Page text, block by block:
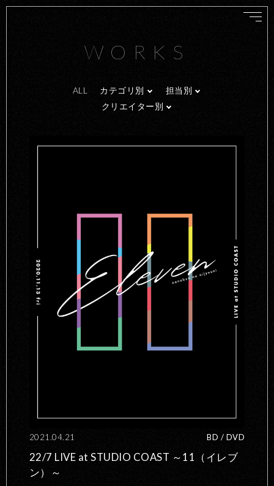
WORKS
ALL カテゴリ別
担当別
クリエイター別
2021.04.21 BD / DVD
22/7 LIVE at STUDIO COAST ～11（イレブ
ン）～